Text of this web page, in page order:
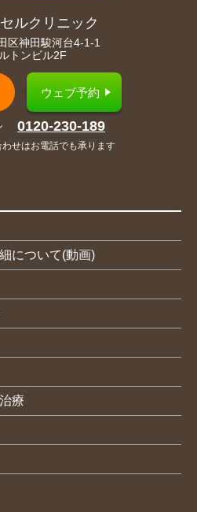
ルクリニック
区神田駿河台4-1-1
トンビル2F
ウェブ予約
0120-230-189
せはお電話でも承ります
について(動画)
療